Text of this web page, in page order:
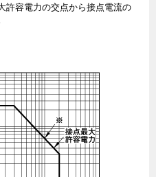
許容電力の交点から接点電流の